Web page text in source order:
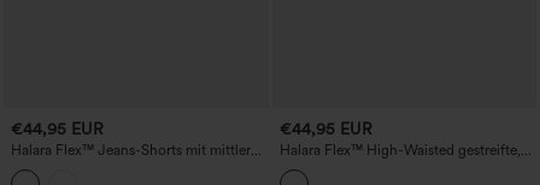
€44,95 EUR
Halara Flex™ Jeans-Shorts mit mittlerer
Leibhöhe, umgeschlagenem Saum und
€44,95 EUR
Halara Flex™ High-Waisted gestreifte,
stonewashed Denim-Baggy-Shorts mit